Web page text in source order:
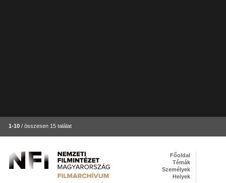
1-10 / összesen 15 találat
Főoldal
Témák
Személyek
Helyek